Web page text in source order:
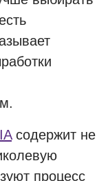
содержит не
процесс